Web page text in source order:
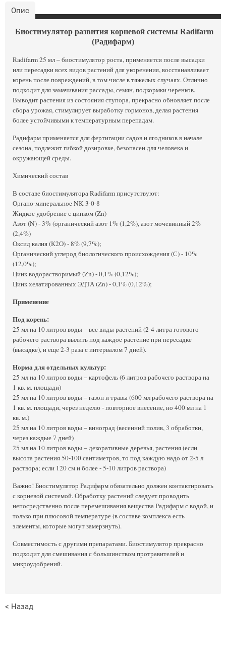
Опис
Биостимулятор развития корневой системы Radifarm
(Радифарм)
Radifarm 25 мл – биостимулятор роста, применяется после высадки
или пересадки всех видов растений для укоренения, восстанавливает
корень после повреждений, в том числе в тяжелых случаях. Отлично
подходит для замачивания рассады, семян, подкормки черенков.
Выводит растения из состояния ступора, прекрасно обновляет после
сбора урожая, стимулирует выработку гормонов, делая растения
более устойчивыми к температурным перепадам.
Радифарм применяется для фертигации садов и ягодников в начале
сезона, подлежит гибкой дозировке, безопасен для человека и
окружающей среды.
Химический состав
В составе биостимулятора Radifarm присутствуют:
Органо-минеральное NK 3-0-8
Жидкое удобрение с цинком (Zn)
Азот (N) - 3% (органический азот 1% (1,2%), азот мочевинный 2%
(2,4%)
Оксид калия (К2О) - 8% (9,7%);
Органический углерод биологического происхождения (С) - 10%
(12,0%);
Цинк водорастворимый (Zn) - 0,1% (0,12%);
Цинк хелатированных ЭДТА (Zn) - 0,1% (0,12%);
Применение
Под корень:
25 мл на 10 литров воды – все виды растений (2-4 литра готового
рабочего раствора вылить под каждое растение при пересадке
(высадке), и еще 2-3 раза с интервалом 7 дней).
Норма для отдельных культур:
25 мл на 10 литров воды – картофель (6 литров рабочего раствора на
1 кв. м. площади)
25 мл на 10 литров воды – газон и травы (600 мл рабочего раствора на
1 кв. м. площади, через неделю - повторное внесение, но 400 мл на 1
кв. м.)
25 мл на 10 литров воды – виноград (весенний полив, 3 обработки,
через каждые 7 дней)
25 мл на 10 литров воды – декоративные деревья, растения (если
высота растения 50-100 сантиметров, то под каждую надо от 2-5 л
раствора; если 120 см и более - 5-10 литров раствора)
Важно! Биостимулятор Радифарм обязательно должен контактировать
с корневой системой. Обработку растений следует проводить
непосредственно после перемешивания вещества Радифарм с водой, и
только при плюсовой температуре (в составе комплекса есть
элементы, которые могут замерзнуть).
Совместимость с другими препаратами. Биостимулятор прекрасно
подходит для смешивания с большинством протравителей и
микроудобрений.
< Назад